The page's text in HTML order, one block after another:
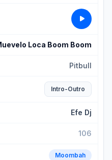
Loca Boom Boom
Pitbull
Intro-Outro
Efe Dj
106
Moombah